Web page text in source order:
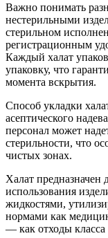
Важно понимать
нестерильными
стерильном
регистрационным
Каждый халат
упаковку, что
момента вскрытия.
Способ укладки
асептического
персонал может
стерильности, что
чистых зонах.
Халат предназначен
использования
жидкостями,
нормами как
— как отходы